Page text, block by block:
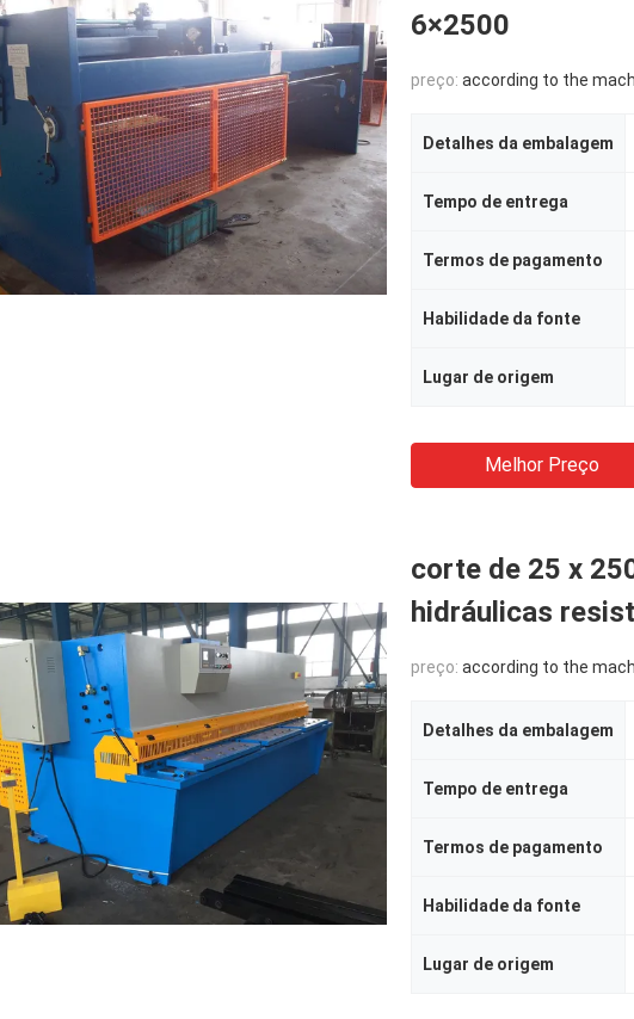
6×2500
preço: according to the machine
Detalhes da embalagem
Tempo de entrega
Termos de pagamento
Habilidade da fonte
Lugar de origem
Melhor Preço
corte de 25 x
hidráulicas
preço: according to the machine
Detalhes da embalagem
Tempo de entrega
Termos de pagamento
Habilidade da fonte
Lugar de origem